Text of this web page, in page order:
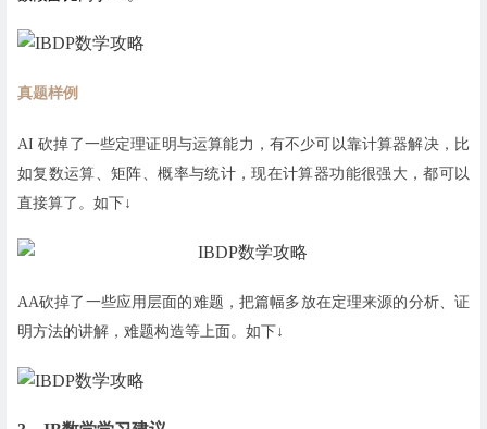
真题样例
AI 砍掉了一些定理证明与运算能力，有不少可以靠计算器解决，比
如复数运算、矩阵、概率与统计，现在计算器功能很强大，都可以
直接算了。如下↓
AA砍掉了一些应用层面的难题，把篇幅多放在定理来源的分析、证
明方法的讲解，难题构造等上面。 如下↓